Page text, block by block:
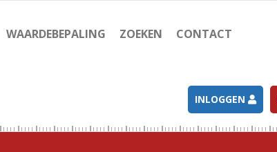
WAARDEBEPALING ZOEKEN CONTACT
INLOGGEN